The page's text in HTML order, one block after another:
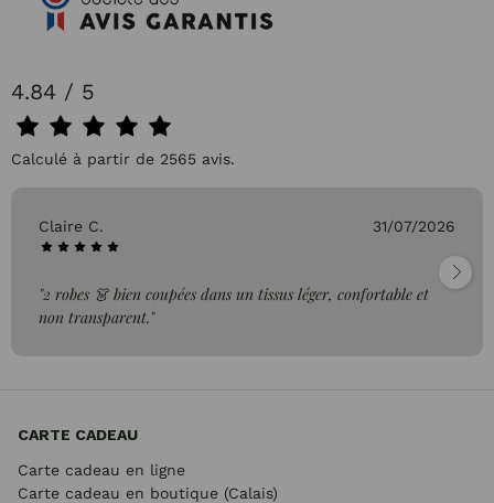
4.84 / 5
Calculé à partir de 2565 avis.
Claire C. 31/07/2026
"2 robes 👗 bien coupées dans un tissus léger, confortable et
non transparent."
CARTE CADEAU
Carte cadeau en ligne
Carte cadeau en boutique (Calais)